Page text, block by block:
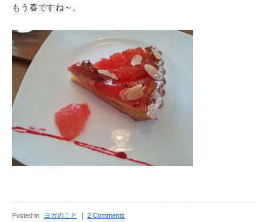
もう春ですね～。
Posted in ヨガのこと ｜ 2 Comments